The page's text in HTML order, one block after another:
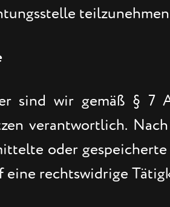
sind wir gemäß § 7
verantwortlich.
oder
eine rechtswidrige